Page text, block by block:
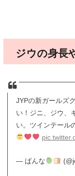
ジウの身長
JYPの新ガールズ
い！ジニ、ジウ、
い。ツインテール
— ぱんな